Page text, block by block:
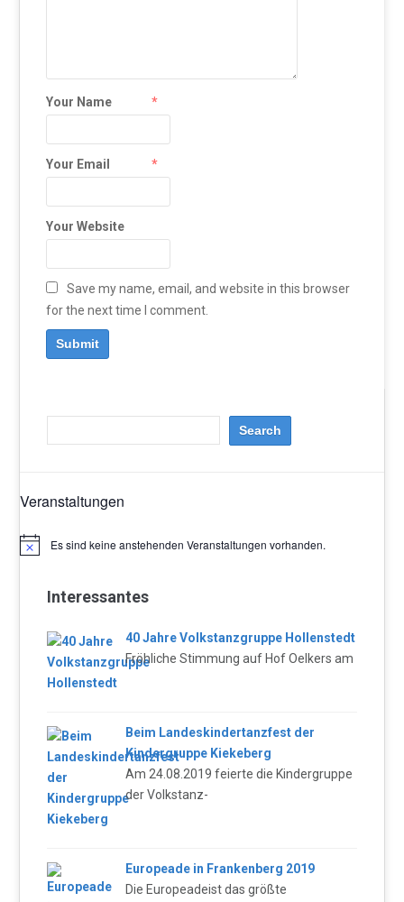
Your Name *
Your Email *
Your Website
Save my name, email, and website in this browser
for the next time I comment.
Veranstaltungen
HinweisEs sind keine anstehenden Veranstaltungen vorhanden.
Interessantes
40 Jahre Volkstanzgruppe Hollenstedt
Fröhliche Stimmung auf Hof Oelkers am
Beim Landeskindertanzfest der
Kindergruppe Kiekeberg
Am 24.08.2019 feierte die Kindergruppe
der Volkstanz-
Europeade in Frankenberg 2019
Die Europeadeist das größte